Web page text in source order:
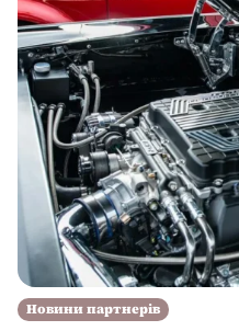
Новини партнерів